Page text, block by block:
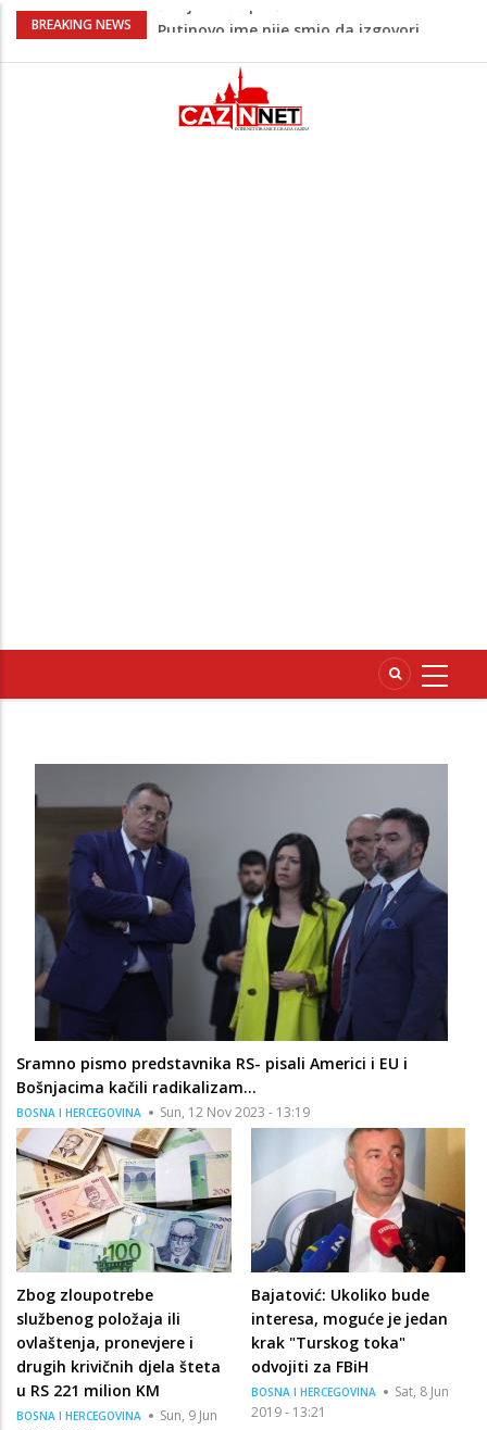
BREAKING NEWS
Šta se dešava u Europi? Dron iz
kod gasovoda
Ribari pronašli kosti na isušenom dnu
Save, podsjećaju na ljudske
Sramno pismo predstavnika RS- pisali Americi i EU i
Bošnjacima kačili radikalizam…
BOSNA I HERCEGOVINA Sun, 12 Nov 2023 - 13:19
Zbog zloupotrebe
službenog položaja ili
ovlaštenja, pronevjere i
drugih krivičnih djela šteta
u RS 221 milion KM
BOSNA I HERCEGOVINA
Sun, 9 Jun
Bajatović: Ukoliko bude
interesa, moguće je jedan
krak "Turskog toka"
odvojiti za FBiH
BOSNA I HERCEGOVINA
Sat, 8 Jun
2019 - 13:21